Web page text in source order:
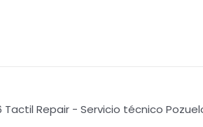
Repair - Servicio técnico